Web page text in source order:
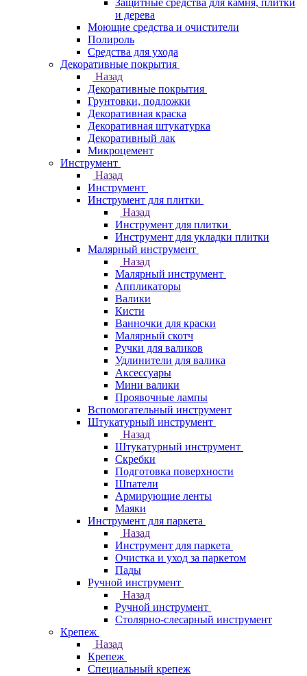
Защитные средства для камня, плитки
и дерева
Моющие средства и очистители
Полироль
Средства для ухода
Декоративные покрытия
Назад
Декоративные покрытия
Грунтовки, подложки
Декоративная краска
Декоративная штукатурка
Декоративный лак
Микроцемент
Инструмент
Назад
Инструмент
Инструмент для плитки
Назад
Инструмент для плитки
Инструмент для укладки плитки
Малярный инструмент
Назад
Малярный инструмент
Аппликаторы
Валики
Кисти
Ванночки для краски
Малярный скотч
Ручки для валиков
Удлинители для валика
Аксессуары
Мини валики
Проявочные лампы
Вспомогательный инструмент
Штукатурный инструмент
Назад
Штукатурный инструмент
Скребки
Подготовка поверхности
Шпатели
Армирующие ленты
Маяки
Инструмент для паркета
Назад
Инструмент для паркета
Очистка и уход за паркетом
Пады
Ручной инструмент
Назад
Ручной инструмент
Столярно-слесарный инструмент
Крепеж
Назад
Крепеж
Специальный крепеж